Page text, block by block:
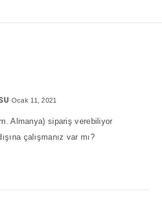
Ocak 11, 2021
Almanya) sipariş verebiliyor
çalışmanız var mı?